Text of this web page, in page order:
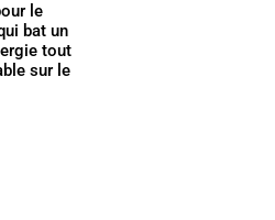
le
bat un
tout
sur le